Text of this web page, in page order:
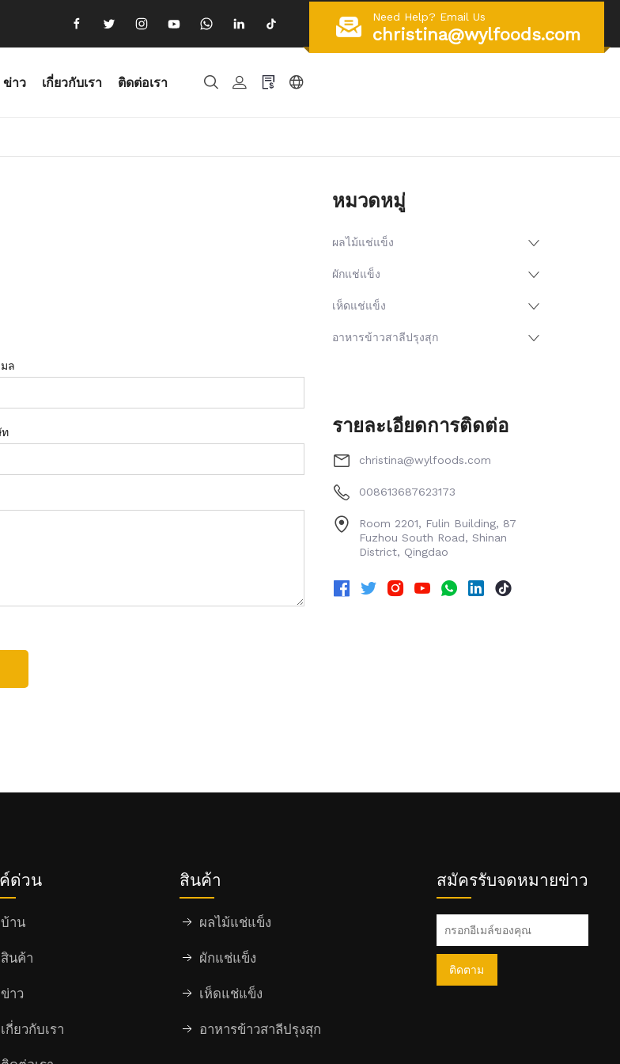
Need Help? Email Us
christina@wylfoods.com
ข่าว เกี่ยวกับเรา ติดต่อเรา
มล
หมวดหมู่
ผลไม้แช่แข็ง
ผักแช่แข็ง
เห็ดแช่แข็ง
อาหารข้าวสาลีปรุงสุก
รายละเอียดการติดต่อ
christina@wylfoods.com
008613687623173
Room 2201, Fulin Building, 87
Fuzhou South Road, Shinan
District, Qingdao
ด่วน
บ้าน
สินค้า
ข่าว
เกี่ยวกับเรา
สินค้า
ผลไม้แช่แข็ง
ผักแช่แข็ง
เห็ดแช่แข็ง
อาหารข้าวสาลีปรุงสุก
สมัครรับจดหมายข่าว
ติดตาม